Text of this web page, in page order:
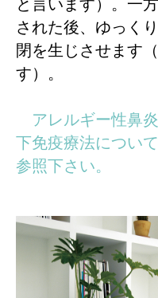
と言います）。一
された後、ゆっく
閉を生じさせます
す）。
アレルギー性鼻
下免疫療法につい
参照下さい。